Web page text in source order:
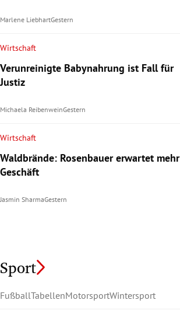
Marlene LiebhartGestern
Wirtschaft
Verunreinigte Babynahrung ist Fall für
Justiz
Michaela ReibenweinGestern
Wirtschaft
Waldbrände: Rosenbauer erwartet mehr
Geschäft
Jasmin SharmaGestern
Sport
FußballTabellenMotorsportWintersport